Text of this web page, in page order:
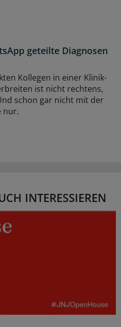
geteilte Diagnosen
Kollegen in einer Klinik-
ist nicht rechtens,
schon gar nicht mit der
nur.
INTERESSIEREN